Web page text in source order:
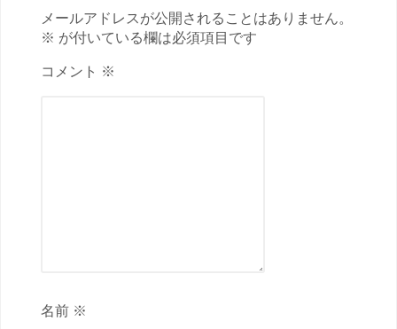
メールアドレスが公開されることはありません。
※ が付いている欄は必須項目です
コメント ※
名前 ※